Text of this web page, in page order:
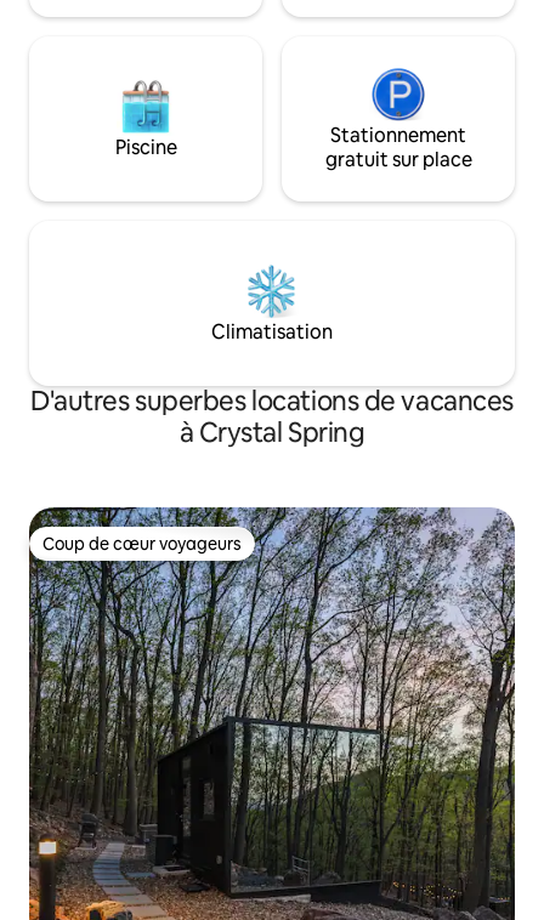
Piscine
Stationnement
gratuit sur place
Climatisation
D'autres superbes locations de vacances
à Crystal Spring
Coup de cœur voyageurs
Coup de cœur voyageurs